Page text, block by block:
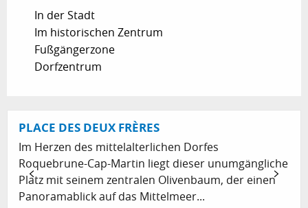
In der Stadt
Im historischen Zentrum
Fußgängerzone
Dorfzentrum
PLACE DES DEUX FRÈRES
Im Herzen des mittelalterlichen Dorfes
Roquebrune-Cap-Martin liegt dieser unumgängliche
Platz mit seinem zentralen Olivenbaum, der einen
Panoramablick auf das Mittelmeer...